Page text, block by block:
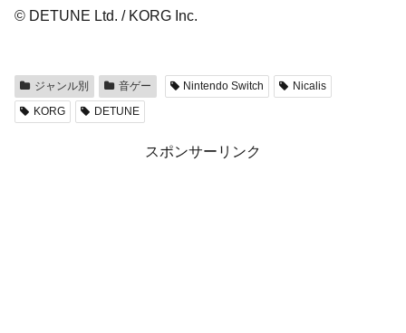
© DETUNE Ltd. / KORG Inc.
ジャンル別 音ゲー Nintendo Switch
Nicalis
KORG
DETUNE
スポンサーリンク